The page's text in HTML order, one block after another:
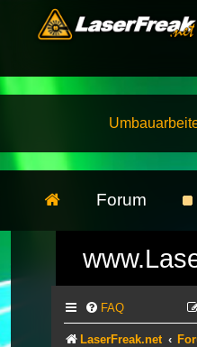
Forum
FAQ
LaserFreak.net